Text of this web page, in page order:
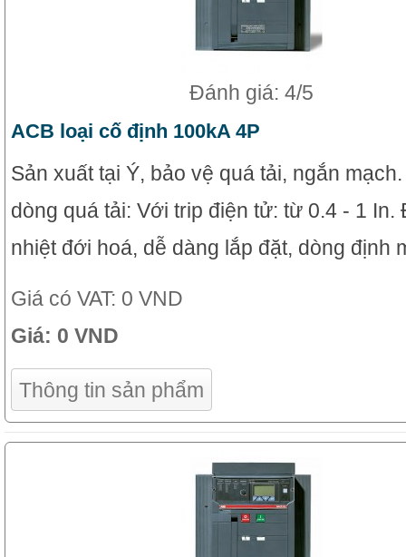
Đánh giá: 4/5
ACB loại cố định 100kA 4P
Sản xuất tại Ý, bảo vệ quá tải, ngắn
dòng quá tải: Với trip điện tử: từ 0.4 - 1
nhiệt đới hoá, dễ dàng lắp đặt, dòng định
Giá có VAT: 0 VND
Giá: 0 VND
Thông tin sản phẩm